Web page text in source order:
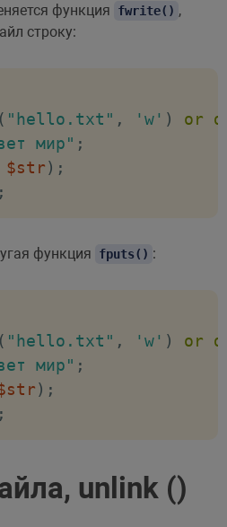
функция fwrite() ,
строку:
( "hello.txt" , 'w' ) or
мир" ;
$str) ;
;
функция fputs() :
( "hello.txt" , 'w' ) or
мир" ;
) ;
;
unlink ()